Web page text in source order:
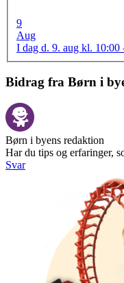
9
Aug
I dag d. 9. aug kl. 10:00
Bidrag fra Børn i
Børn i byens redaktion
Har du tips og erfaringer,
Svar